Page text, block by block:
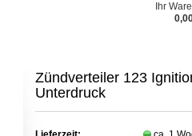
Passwort vergessen?
Ihr
Zündverteiler 123
Unterdruck